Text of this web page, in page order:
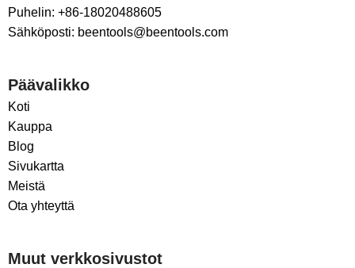
Puhelin: +86-18020488605
Sähköposti: beentools@beentools.com
Päävalikko
Koti
Kauppa
Blog
Sivukartta
Meistä
Ota yhteyttä
Muut verkkosivustot